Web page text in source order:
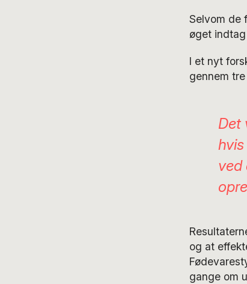
Selvom de
øget
I et nyt
gennem
Det
ved
og at
gange om